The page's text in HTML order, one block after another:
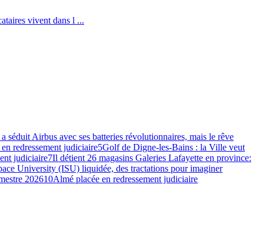
vivent dans l ...
séduit Airbus avec ses batteries révolutionnaires, mais le rêve
redressement judiciaire5Golf de Digne-les-Bains : la Ville veut
judiciaire7Il détient 26 magasins Galeries Lafayette en province:
University (ISU) liquidée, des tractations pour imaginer
202610Almé placée en redressement judiciaire